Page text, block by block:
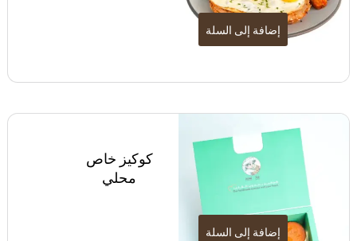
إضافة إلى السلة
كوكيز خاص
محلي
إضافة إلى السلة